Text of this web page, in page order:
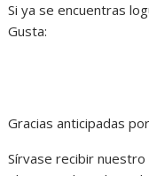
Si ya se encuentras
Gusta:
Gracias anticipadas
Sírvase recibir